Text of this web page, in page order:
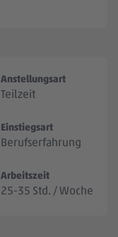
Anstellungsart
Teilzeit
Einstiegsart
Berufserfahrung
Arbeitszeit
25-35 Std. / Woche